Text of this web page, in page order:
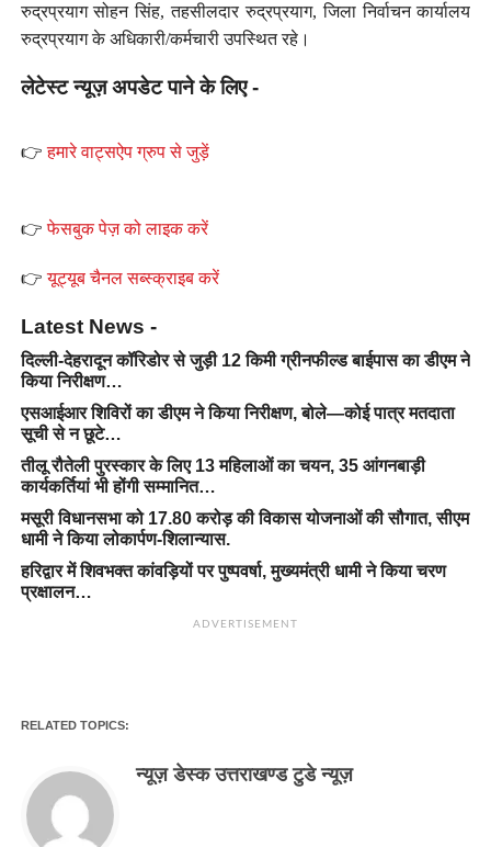
रुद्रप्रयाग सोहन सिंह, तहसीलदार रुद्रप्रयाग, जिला निर्वाचन कार्यालय
रुद्रप्रयाग के अधिकारी/कर्मचारी उपस्थित रहे।
लेटेस्ट न्यूज़ अपडेट पाने के लिए -
👉हमारे वाट्सऐप ग्रुप से जुड़ें
👉फेसबुक पेज़ को लाइक करें
👉यूट्यूब चैनल सब्स्क्राइब करें
Latest News -
दिल्ली-देहरादून कॉरिडोर से जुड़ी 12 किमी ग्रीनफील्ड बाईपास का डीएम ने
किया निरीक्षण…
एसआईआर शिविरों का डीएम ने किया निरीक्षण, बोले—कोई पात्र मतदाता
सूची से न छूटे…
तीलू रौतेली पुरस्कार के लिए 13 महिलाओं का चयन, 35 आंगनबाड़ी
कार्यकर्तियां भी होंगी सम्मानित…
मसूरी विधानसभा को 17.80 करोड़ की विकास योजनाओं की सौगात, सीएम
धामी ने किया लोकार्पण-शिलान्यास.
हरिद्वार में शिवभक्त कांवड़ियों पर पुष्पवर्षा, मुख्यमंत्री धामी ने किया चरण
प्रक्षालन…
ADVERTISEMENT
RELATED TOPICS:
न्यूज़ डेस्क उत्तराखण्ड टुडे न्यूज़